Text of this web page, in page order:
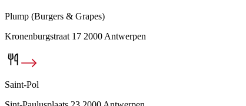
Plump (Burgers & Grapes)
Kronenburgstraat 17 2000 Antwerpen
Saint-Pol